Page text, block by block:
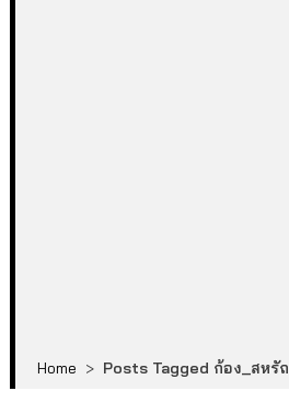
Home > Posts Tagged ก้อง_สหรัถ